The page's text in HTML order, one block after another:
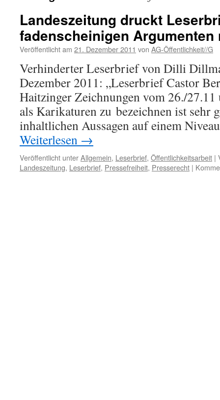
Landeszeitung druckt
fadenscheinigen
Veröffentlicht am 21. Dezember 2011 von AG-Öffentlichkeit//G
Verhinderter Leserbrief von Dilli
Dezember 2011: „Leserbrief Castor
Haitzinger Zeichnungen vom 26./27.11
als Karikaturen zu bezeichnen ist sehr
inhaltlichen Aussagen auf einem
Weiterlesen →
Veröffentlicht unterAllgemein, Leserbrief, Öffentlichkeitsarbeit |
Landeszeitung, Leserbrief, Pressefreiheit, Presserecht |